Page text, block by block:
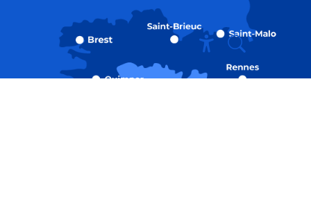
Recherche